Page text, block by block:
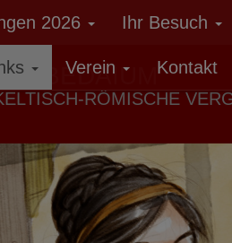
2026 Ihr Besuch
Verein Kontakt
BEDAIUM
RÖMISCHE